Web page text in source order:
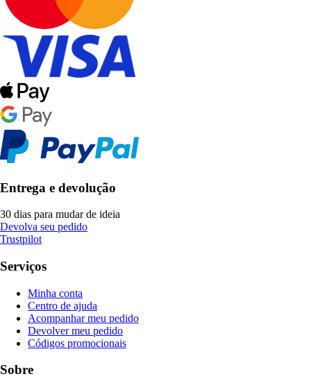
Entrega e devolução
30 dias para mudar de ideia
Devolva seu pedido
Trustpilot
Serviços
Minha conta
Centro de ajuda
Acompanhar meu pedido
Devolver meu pedido
Códigos promocionais
Sobre